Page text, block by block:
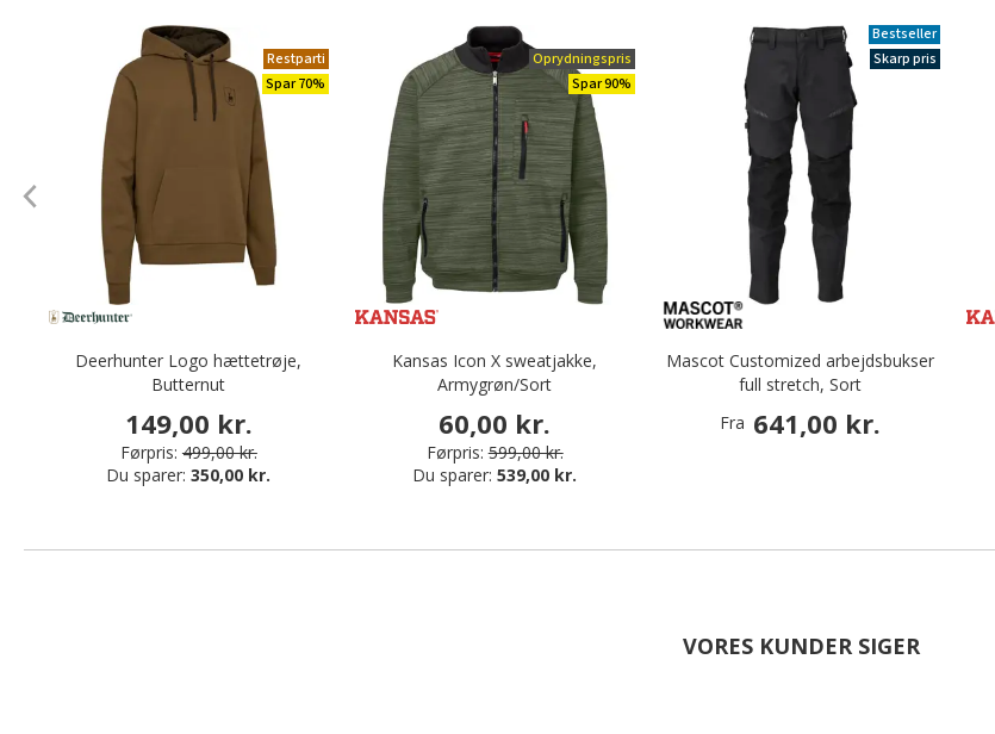
Restparti
Spar 70%
Deerhunter Logo hættetrøje,
Butternut
149,00 kr.
Førpris: 499,00 kr.
Du sparer:350,00 kr.
Oprydningspris
Spar 90%
Kansas Icon X sweatjakke,
Armygrøn/Sort
60,00 kr.
Førpris: 599,00 kr.
Du sparer:539,00 kr.
Bestseller
Skarp pris
Mascot Customized arbejdsbukser
full stretch, Sort
Fra 641,00 kr.
VORES KUNDER SIGER